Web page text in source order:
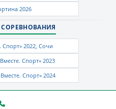
2026
2022, Сочи
Спорт» 2023
Спорт» 2024